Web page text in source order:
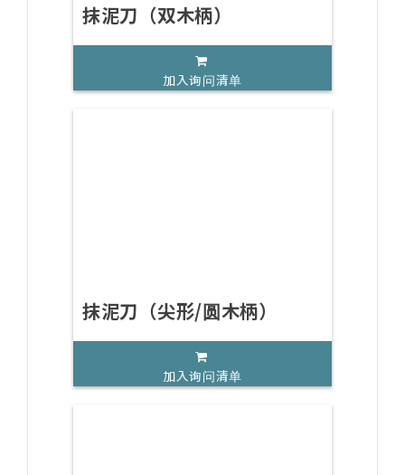
抹泥刀（双木柄）
加入询问清单
抹泥刀（尖形/圆木柄）
加入询问清单